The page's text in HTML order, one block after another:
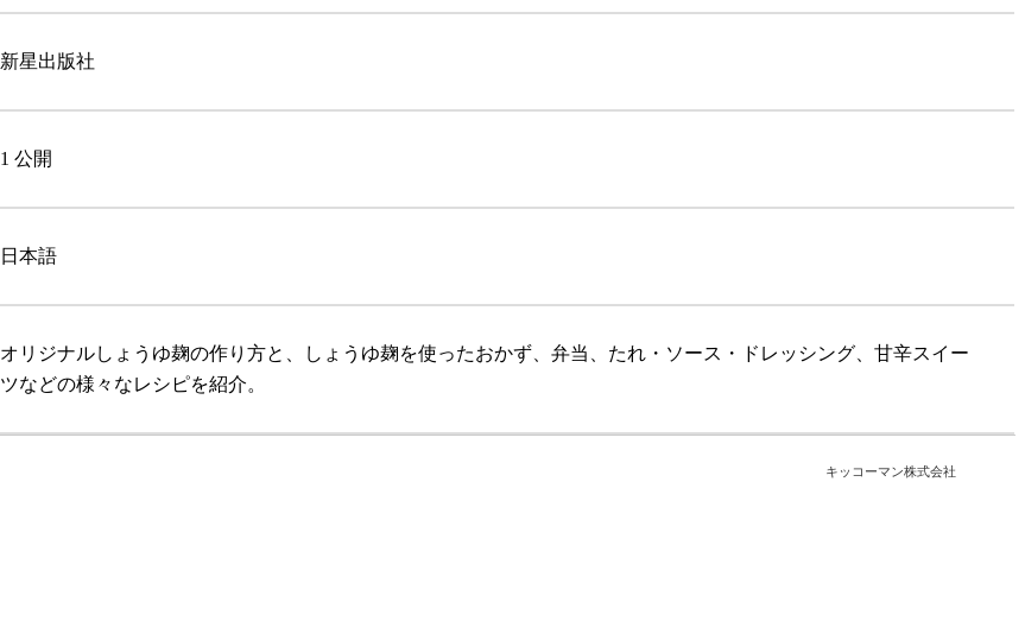
新星出版社
1 公開
日本語
オリジナルしょうゆ麹の作り方と、しょうゆ麹を使ったおかず、弁当、たれ・ソース・ドレッシング、甘辛スイー
ツなどの様々なレシピを紹介。
キッコーマン株式会社